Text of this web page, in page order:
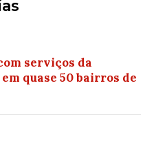
serviços da
quase 50 bairros de